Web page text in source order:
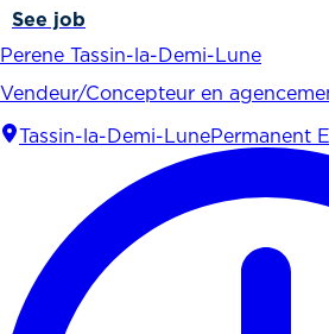
See job
Perene Tassin-la-Demi-Lune
Vendeur/Concepteur en
Tassin-la-Demi-LunePermanent